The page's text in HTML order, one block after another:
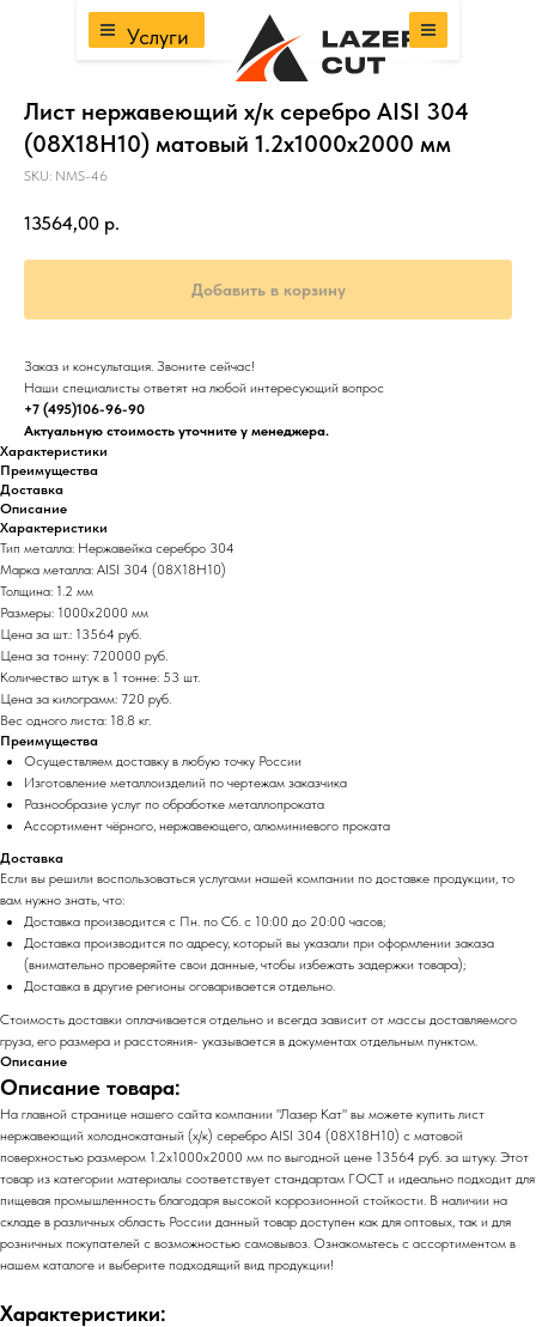
Услуги
Лист нержавеющий х/к серебро AISI 304
(08Х18Н10) матовый 1.2х1000х2000 мм
SKU: NMS-46
13564,00 р.
Добавить в корзину
Заказ и консультация. Звоните сейчас!
Наши специалисты ответят на любой интересующий вопрос
+7 (495)106-96-90
Актуальную стоимость уточните у менеджера.
Характеристики
Преимущества
Доставка
Описание
Характеристики
Тип металла: Нержавейка серебро 304
Марка металла: AISI 304 (08Х18Н10)
Толщина: 1.2 мм
Размеры: 1000х2000 мм
Цена за шт.: 13564 руб.
Цена за тонну: 720000 руб.
Количество штук в 1 тонне: 53 шт.
Цена за килограмм: 720 руб.
Вес одного листа: 18.8 кг.
Преимущества
Осуществляем доставку в любую точку России
Изготовление металлоизделий по чертежам заказчика
Разнообразие услуг по обработке металлопроката
Ассортимент чёрного, нержавеющего, алюминиевого проката
Доставка
Если вы решили воспользоваться услугами нашей компании по доставке продукции, то
вам нужно знать, что:
Доставка производится с Пн. по Сб. с 10:00 до 20:00 часов;
Доставка производится по адресу, который вы указали при оформлении заказа
(внимательно проверяйте свои данные, чтобы избежать задержки товара);
Доставка в другие регионы оговаривается отдельно.
Стоимость доставки оплачивается отдельно и всегда зависит от массы доставляемого
груза, его размера и расстояния- указывается в документах отдельным пунктом.
Описание
Описание товара:
На главной странице нашего сайта компании "Лазер Кат" вы можете купить лист
нержавеющий холоднокатаный (х/к) серебро AISI 304 (08Х18Н10) с матовой
поверхностью размером 1.2х1000х2000 мм по выгодной цене 13564 руб. за штуку. Этот
товар из категории материалы соответствует стандартам ГОСТ и идеально подходит для
пищевая промышленность благодаря высокой коррозионной стойкости. В наличии на
складе в различных область России данный товар доступен как для оптовых, так и для
розничных покупателей с возможностью самовывоз. Ознакомьтесь с ассортиментом в
нашем каталоге и выберите подходящий вид продукции!
Характеристики: